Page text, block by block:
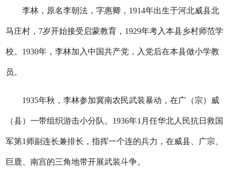
李林，原名李朝法，字惠卿，1914年出生于河北威县北
马庄村，7岁开始接受启蒙教育，1929年考入本县乡村师范学
校。1930年，李林加入中国共产党，入党后在本县做小学教
员。
1935年秋，李林参加冀南农民武装暴动，在广（宗）威
（县）一带组织游击小分队。1936年1月任华北人民抗日救国
军第1师副连长兼排长，指挥一个连的兵力，在威县、广宗、
巨鹿、南宫的三角地带开展武装斗争。